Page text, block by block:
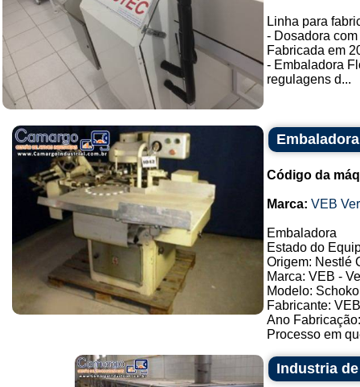
Linha para
- Dosadora
Fabricada em
- Embaladora
regulagens d...
Código da
Marca: VEB
Embaladora
Estado do
Origem: Nestlé
Marca: VEB -
Modelo:
Fabricante:
Ano
Processo em
Industria